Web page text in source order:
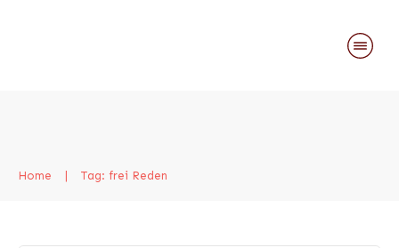
Home Tag: frei Reden